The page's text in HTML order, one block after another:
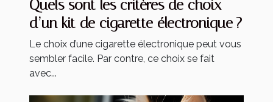
Quels sont les critères de choix
d’un kit de cigarette électronique ?
Le choix d’une cigarette électronique peut vous
sembler facile. Par contre, ce choix se fait
avec...